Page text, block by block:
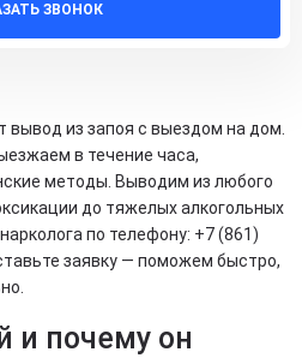
ЗВОНОК
вывод из запоя с выездом на дом.
в течение часа,
методы. Выводим из любого
до тяжелых алкогольных
по телефону: +7 (861)
заявку — поможем быстро,
и почему он